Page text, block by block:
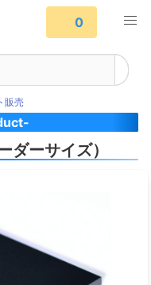
0
販売
ダーサイズ）